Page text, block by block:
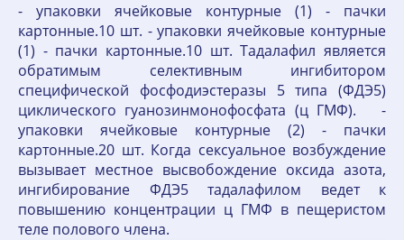
- упаковки ячейковые контурные (1) - пачки
картонные.10 шт. - упаковки ячейковые контурные
(1) - пачки картонные.10 шт. Тадалафил является
обратимым селективным ингибитором
специфической фосфодиэстеразы 5 типа (ФДЭ5)
циклического гуанозинмонофосфата (ц ГМФ). -
упаковки ячейковые контурные (2) - пачки
картонные.20 шт. Когда сексуальное возбуждение
вызывает местное высвобождение оксида азота,
ингибирование ФДЭ5 тадалафилом ведет к
повышению концентрации ц ГМФ в пещеристом
теле полового члена.